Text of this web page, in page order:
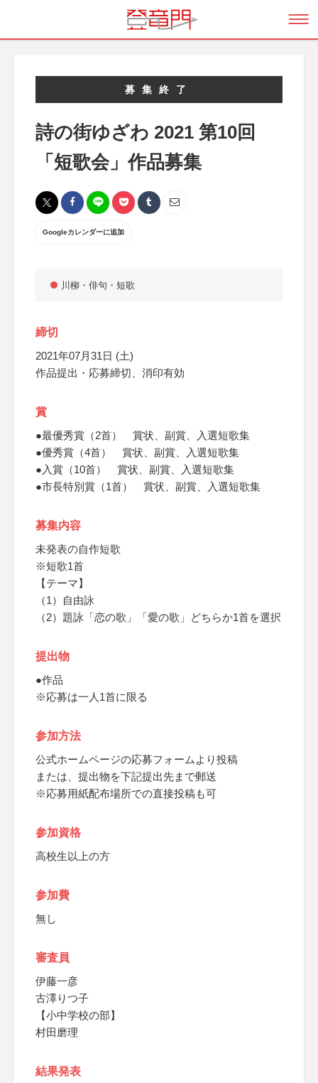
募集終了
詩の街ゆざわ 2021 第10回
「短歌会」作品募集
Googleカレンダーに追加
川柳・俳句・短歌
締切
2021年07月31日 (土)
作品提出・応募締切、消印有効
賞
●最優秀賞（2首） 賞状、副賞、入選短歌集
●優秀賞（4首） 賞状、副賞、入選短歌集
●入賞（10首） 賞状、副賞、入選短歌集
●市長特別賞（1首） 賞状、副賞、入選短歌集
募集内容
未発表の自作短歌
※短歌1首
【テーマ】
（1）自由詠
（2）題詠「恋の歌」「愛の歌」どちらか1首を選択
提出物
●作品
※応募は一人1首に限る
参加方法
公式ホームページの応募フォームより投稿
または、提出物を下記提出先まで郵送
※応募用紙配布場所での直接投稿も可
参加資格
高校生以上の方
参加費
無し
審査員
伊藤一彦
古澤りつ子
【小中学校の部】
村田磨理
結果発表